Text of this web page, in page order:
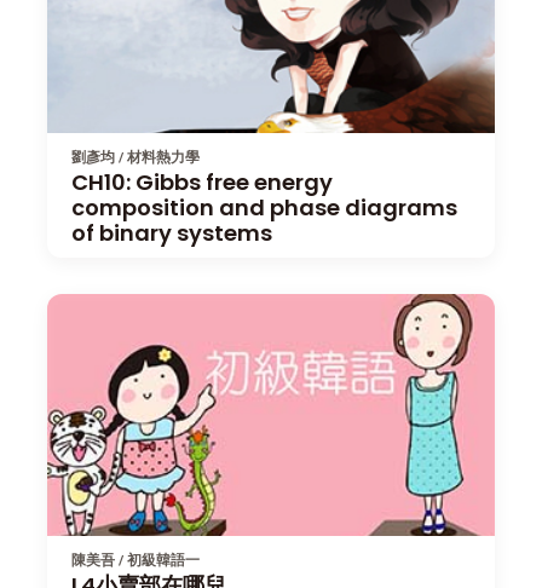
劉彥均 / 材料熱力學
CH10: Gibbs free energy
composition and phase diagrams
of binary systems
陳美吾 / 初級韓語一